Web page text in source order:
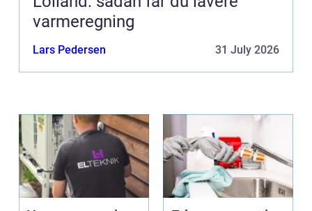
varmeregning
Lars Pedersen 31 July 2026